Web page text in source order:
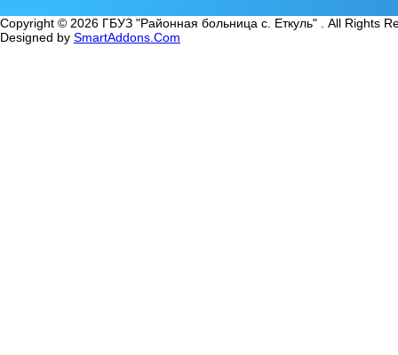
Copyright © 2026 ГБУЗ "Районная больница с. Еткуль" . All Rights
Designed by SmartAddons.Com